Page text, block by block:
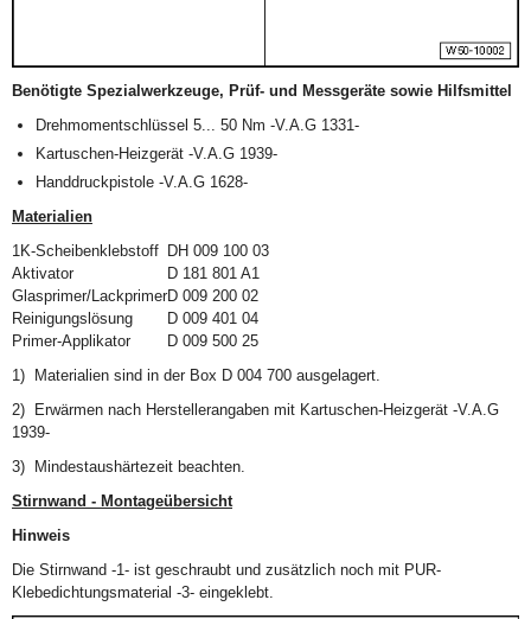
Benötigte Spezialwerkzeuge, Prüf- und Messgeräte sowie Hilfsmittel
Drehmomentschlüssel 5... 50 Nm -V.A.G 1331-
Kartuschen-Heizgerät -V.A.G 1939-
Handdruckpistole -V.A.G 1628-
Materialien
1K-Scheibenklebstoff DH 009 100 03
Aktivator
D 181 801 A1
Glasprimer/LackprimerD 009 200 02
Reinigungslösung
D 009 401 04
Primer-Applikator
D 009 500 25
1) Materialien sind in der Box D 004 700 ausgelagert.
2) Erwärmen nach Herstellerangaben mit Kartuschen-Heizgerät -V.A.G
1939-
3) Mindestaushärtezeit beachten.
Stirnwand - Montageübersicht
Hinweis
Die Stirnwand -1- ist geschraubt und zusätzlich noch mit PUR-
Klebedichtungsmaterial -3- eingeklebt.